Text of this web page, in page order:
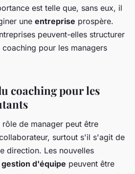
est telle que, sans eux, il
une entreprise prospère.
peuvent-elles structurer
pour les managers
coaching pour les
de manager peut être
surtout s'il s'agit de
direction. Les nouvelles
gestion d'équipe peuvent être